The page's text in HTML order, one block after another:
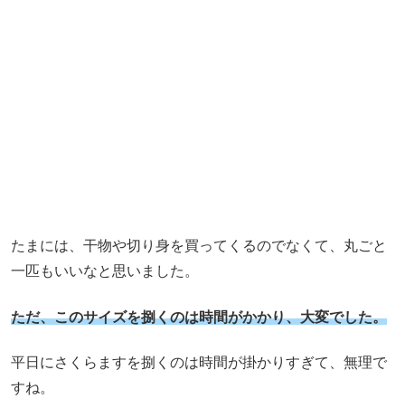
たまには、干物や切り身を買ってくるのでなくて、丸ごと
一匹もいいなと思いました。
ただ、このサイズを捌くのは時間がかかり、大変でした。
平日にさくらますを捌くのは時間が掛かりすぎて、無理で
すね。